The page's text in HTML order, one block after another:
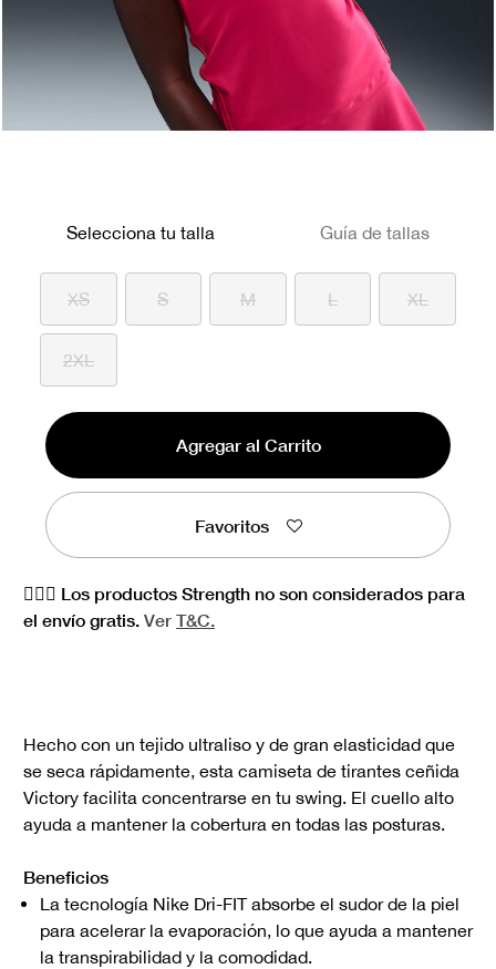
Selecciona tu talla Guía de tallas
XS S M L XL
2XL
Agregar al Carrito
Favoritos
🏋🏻‍♀️ Los productos Strength no son considerados para
el envío gratis. Ver T&C.
Hecho con un tejido ultraliso y de gran elasticidad que
se seca rápidamente, esta camiseta de tirantes ceñida
Victory facilita concentrarse en tu swing. El cuello alto
ayuda a mantener la cobertura en todas las posturas.
Beneficios
La tecnología Nike Dri-FIT absorbe el sudor de la piel
para acelerar la evaporación, lo que ayuda a mantener
la transpirabilidad y la comodidad.